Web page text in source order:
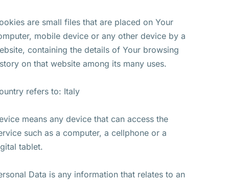
are small files that are placed on Your
mobile device or any other device by a
containing the details of Your browsing
on that website among its many uses.
refers to: Italy
means any device that can access the
such as a computer, a cellphone or a
tablet.
Data is any information that relates to an